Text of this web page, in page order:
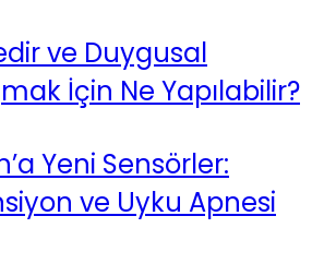
ve Duygusal
İçin Ne Yapılabilir?
Yeni Sensörler:
ve Uyku Apnesi